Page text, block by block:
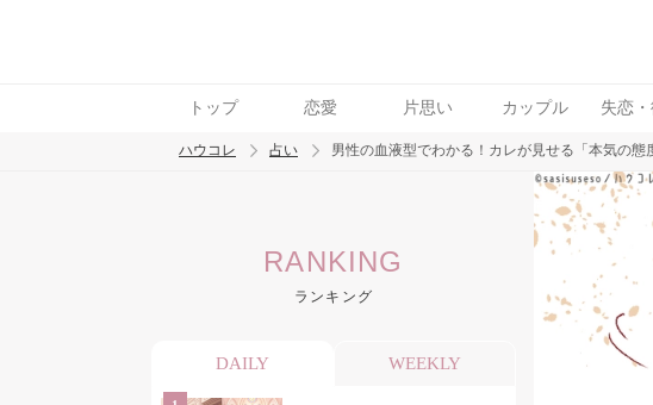
トップ 恋愛 片思い カップル 失恋
トレンド ワード
ハウコレ 占い 男性の血液型でわかる！カレが見せる「本気の態
RANKING
ランキング
DAILY WEEKLY